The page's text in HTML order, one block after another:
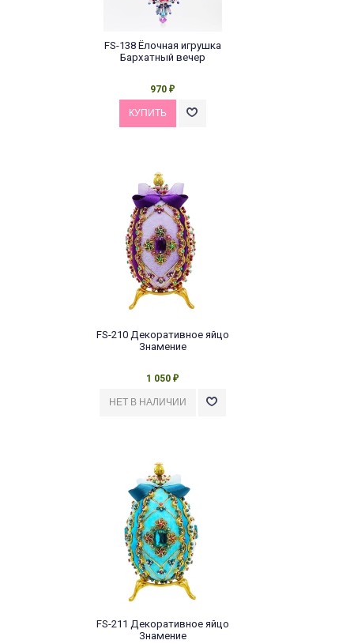
FS-138 Ёлочная игрушка
Бархатный вечер
970 ₽
FS-210 Декоративное яйцо
Знамение
1 050 ₽
FS-211 Декоративное яйцо
Знамение